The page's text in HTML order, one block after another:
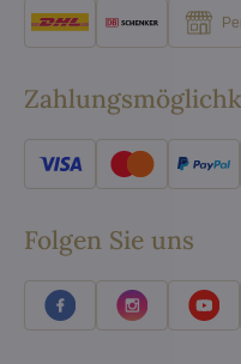
Folgen Sie uns